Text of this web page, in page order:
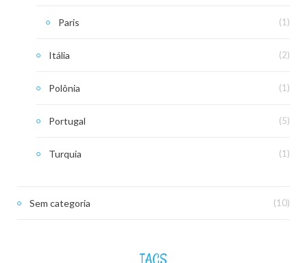
Paris (1)
Itália (2)
Polônia (1)
Portugal (5)
Turquia (1)
Sem categoria (10)
TAGS